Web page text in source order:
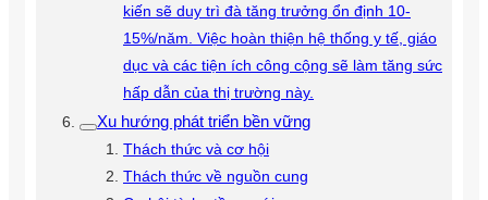
kiến sẽ duy trì đà tăng trưởng ổn định 10-
15%/năm. Việc hoàn thiện hệ thống y tế, giáo
dục và các tiện ích công cộng sẽ làm tăng sức
hấp dẫn của thị trường này.
Xu hướng phát triển bền vững
Thách thức và cơ hội
Thách thức về nguồn cung